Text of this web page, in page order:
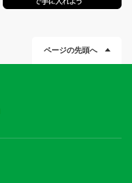
ページの先頭へ